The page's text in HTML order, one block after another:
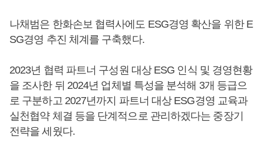
나채범은 한화손보 협력사에도 ESG경영 확산을 위한 E
SG경영 추진 체계를 구축했다.
2023년 협력 파트너 구성원 대상 ESG 인식 및 경영현황
을 조사한 뒤 2024년 업체별 특성을 분석해 3개 등급으
로 구분하고 2027년까지 파트너 대상 ESG경영 교육과
실천협약 체결 등을 단계적으로 관리하겠다는 중장기
전략을 세웠다.